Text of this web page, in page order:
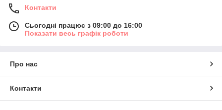
Контакти
Сьогодні працює з 09:00 до 16:00
Показати весь графік роботи
Про нас
Контакти